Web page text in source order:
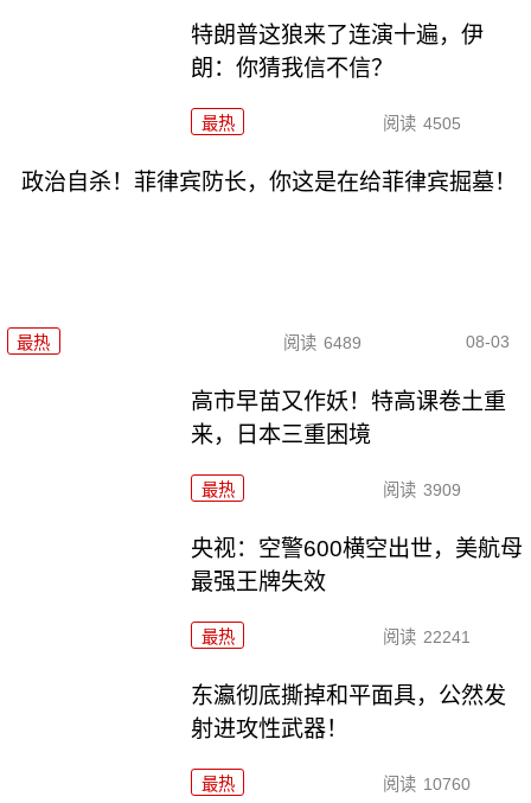
特朗普这狼来了连演十遍，伊
朗：你猜我信不信？
最热 阅读 4505
政治自杀！菲律宾防长，你这是在给菲律宾掘墓！
最热 阅读 6489 08-03
高市早苗又作妖！特高课卷土重
来，日本三重困境
最热 阅读 3909
央视：空警600横空出世，美航母
最强王牌失效
最热 阅读 22241
东瀛彻底撕掉和平面具，公然发
射进攻性武器！
最热 阅读 10760